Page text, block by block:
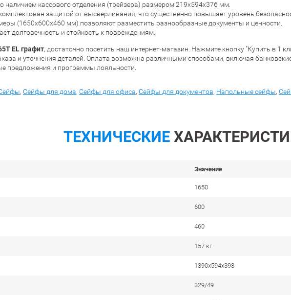
наличием кассового отделения (трейзера) размером 219x594x376 мм.
защитой от высверливания, что существенно повышает уровень
(1650x600x460 мм) позволяют разместить разнообразные документы и ценности.
долговечность и стойкость к повреждениям.
EL графит, достаточно посетить наш интернет-магазин. Нажмите кнопку "Купить в 1
и уточнения деталей. Оплата возможна различными способами, включая
предложения и программы лояльности.
, Сейфы для дома, Сейфы для офиса, Сейфы для документов, Напольные сейфы,
ТЕХНИЧЕСКИЕ
Значение
1650
600
460
157 кг
1390x594x398
329/49